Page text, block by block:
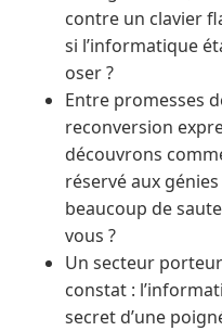
contre un clavier
si l’informatique
oser ?
Entre promesses
reconversion
découvrons
réservé aux
beaucoup de
vous ?
Un secteur
constat :
secret d’une